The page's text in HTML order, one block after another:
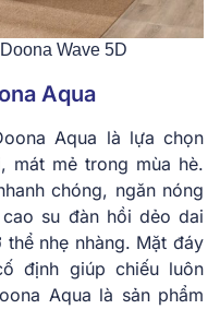
Wave 5D
Aqua
Aqua là lựa chọn
mát mẻ trong mùa hè.
chóng, ngăn nóng
su đàn hồi dẻo dai
nhẹ nhàng. Mặt đáy
định giúp chiếu luôn
Aqua là sản phẩm